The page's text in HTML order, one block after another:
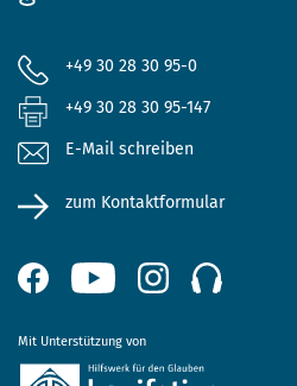
+49 30 28 30 95-0
+49 30 28 30 95-147
E-Mail schreiben
zum Kontaktformular
Mit Unterstützung von